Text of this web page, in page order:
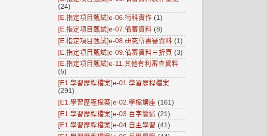
(24)
[E.指定項目甄試]e-06.術科實作 (1)
[E.指定項目甄試]e-07.備審資料 (8)
[E.指定項目甄試]e-08.研究所書審資料 (1)
[E.指定項目甄試]e-09.備審資料三折頁 (3)
[E.指定項目甄試]e-11.其他有利審查資料
(5)
[E1.學習歷程檔案]e-01.學習歷程檔案
(291)
[E1.學習歷程檔案]e-02.學檔講座 (161)
[E1.學習歷程檔案]e-03.百字簡述 (21)
[E1.學習歷程檔案]e-04.自主學習 (41)